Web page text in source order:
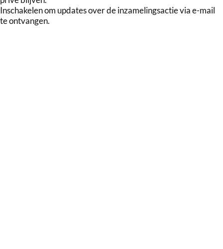
Inschakelen om updates over de inzamelingsactie via e-mail
te ontvangen.